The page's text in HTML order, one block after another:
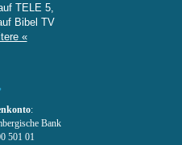
TELE 5,
Bibel TV
«
:
Bank
501 01